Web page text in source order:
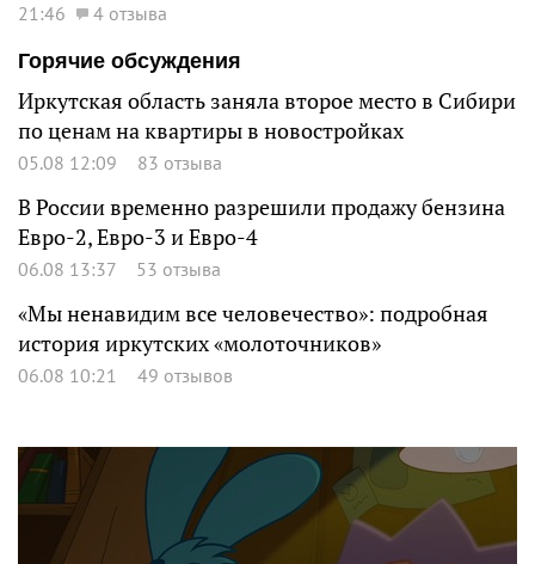
21:46
4 отзыва
Горячие обсуждения
Иркутская область заняла второе место в Сибири
по ценам на квартиры в новостройках
05.08 12:09 83 отзыва
В России временно разрешили продажу бензина
Евро-2, Евро-3 и Евро-4
06.08 13:37 53 отзыва
«Мы ненавидим все человечество»: подробная
история иркутских «молоточников»
06.08 10:21 49 отзывов